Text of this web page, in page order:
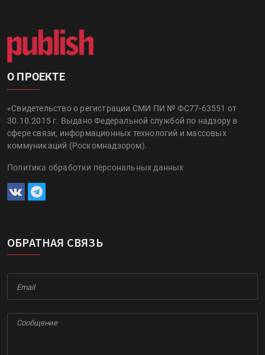
О ПРОЕКТЕ
«Свидетельство о регистрации СМИ ПИ № ФС77-63551 от
30.10.2015 г. Выдано Федеральной службой по надзору в
сфере связи, информационных технологий и массовых
коммуникаций (Роскомнадзором).
Политика обработки персональных данных
ОБРАТНАЯ СВЯЗЬ